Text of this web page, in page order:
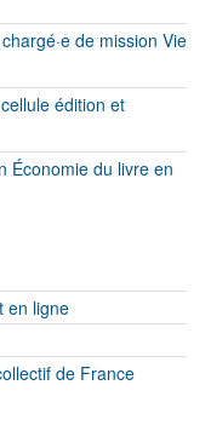
de mission Vie
édition et
Économie du livre en
en ligne
de France